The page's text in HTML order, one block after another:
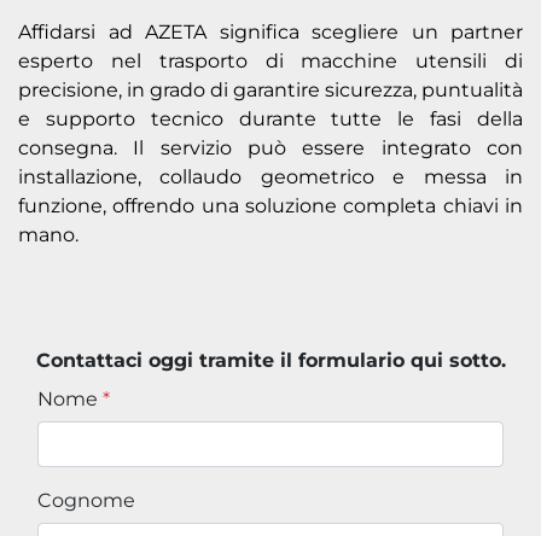
Affidarsi ad AZETA significa scegliere un partner
esperto nel trasporto di macchine utensili di
precisione, in grado di garantire sicurezza, puntualità
e supporto tecnico durante tutte le fasi della
consegna. Il servizio può essere integrato con
installazione, collaudo geometrico e messa in
funzione, offrendo una soluzione completa chiavi in
mano.
Contattaci oggi tramite il formulario qui sotto.
Nome *
Cognome